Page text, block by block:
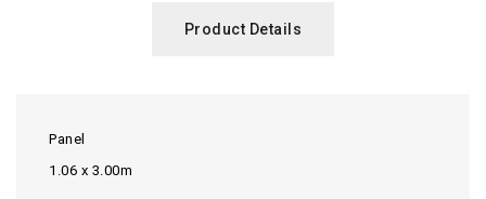
Product Details
Panel
1.06 x 3.00m